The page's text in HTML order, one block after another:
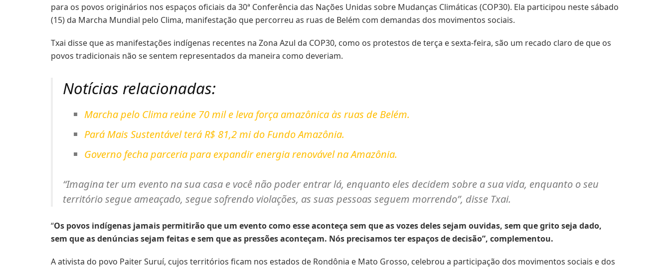
para os povos originários nos espaços oficiais da 30ª Conferência das Nações Unidas sobre Mudanças Climáticas (COP30). Ela participou neste sábado
(15) da Marcha Mundial pelo Clima, manifestação que percorreu as ruas de Belém com demandas dos movimentos sociais.
Txai disse que as manifestações indígenas recentes na Zona Azul da COP30, como os protestos de terça e sexta-feira, são um recado claro de que os
povos tradicionais não se sentem representados da maneira como deveriam.
Notícias relacionadas:
Marcha pelo Clima reúne 70 mil e leva força amazônica às ruas de Belém.
Pará Mais Sustentável terá R$ 81,2 mi do Fundo Amazônia.
Governo fecha parceria para expandir energia renovável na Amazônia.
“Imagina ter um evento na sua casa e você não poder entrar lá, enquanto eles decidem sobre a sua vida, enquanto o seu
território segue ameaçado, segue sofrendo violações, as suas pessoas seguem morrendo”, disse Txai.
“Os povos indígenas jamais permitirão que um evento como esse aconteça sem que as vozes deles sejam ouvidas, sem que grito seja dado,
sem que as denúncias sejam feitas e sem que as pressões aconteçam. Nós precisamos ter espaços de decisão”, complementou.
A ativista do povo Paiter Suruí, cujos territórios ficam nos estados de Rondônia e Mato Grosso, celebrou a participação dos movimentos sociais e dos